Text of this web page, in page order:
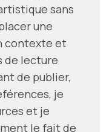
sans
une
contexte et
de lecture
de publier,
je
et je
le fait de